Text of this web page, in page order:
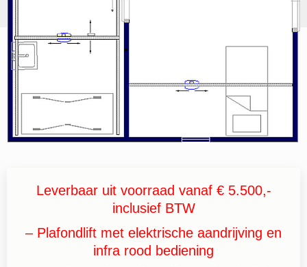
Leverbaar uit voorraad vanaf € 5.500,-
inclusief BTW
– Plafondlift met elektrische aandrijving en
infra rood bediening